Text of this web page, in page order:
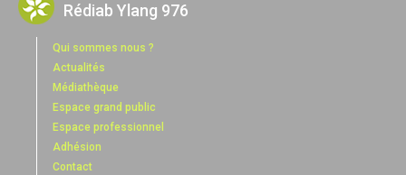
Rédiab Ylang 976
Qui sommes nous ?
Actualités
Médiathèque
Espace grand public
Espace professionnel
Adhésion
Contact